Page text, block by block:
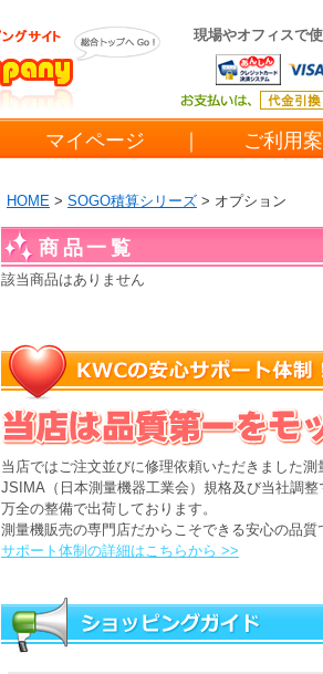
現場やオフィスで
マイページ ご利用
HOME > SOGO積算シリーズ > オプション
商品一覧
該当商品はありません
当店ではご注文並びに修理依頼いただきました測
JSIMA（日本測量機器工業会）規格及び当社調整
万全の整備で出荷しております。
測量機販売の専門店だからこそできる安心の品質
サポート体制の詳細はこちらから >>